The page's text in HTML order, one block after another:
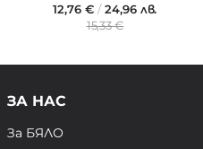
12,76 € /24,96 лв.
15,33 €
ЗА НАС
За БЯЛО